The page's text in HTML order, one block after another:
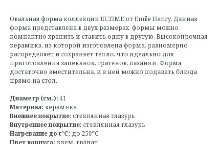
Овальная форма коллекции ULTIME от Emile Henry. Данная
форма представлена в двух размерах, формы можно
компактно хранить и ставить одну в другую. Высокопрочная
керамика, из которой изготовлена форма, равномерно
распределяет и сохраняет тепло, что идеально для
приготовления запеканок, гратенов, лазаний. Форма
достаточно вместительна, и в ней можно подавать блюда
прямо на стол.
Диаметр (см.): 41
Материал: керамика
Внешнее покрытие: стеклянная глазурь
Внутреннее покрытие: стеклянная глазурь
Нагревание до t°C: до 250°C